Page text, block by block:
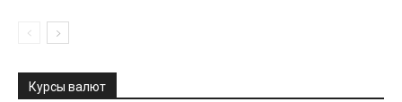
Курсы валют